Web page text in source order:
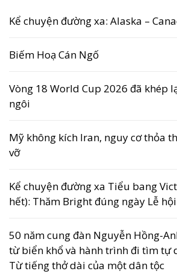
Kể chuyện đường xa: Alaska –
Biếm Hoạ Cán Ngố
Vòng 18 World Cup 2026 đã khép
ngôi
Mỹ không kích Iran, nguy cơ thỏa
vỡ
Kể chuyện đường xa Tiểu bang
hết): Thăm Bright đúng ngày Lễ
50 năm cung đàn Nguyễn Hồng-
từ biển khổ và hành trình đi tìm tự
Từ tiếng thở dài của một dân tộc